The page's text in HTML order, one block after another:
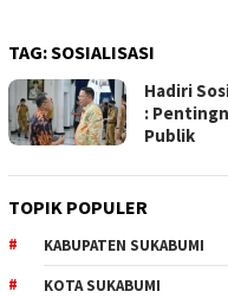
TAG:SOSIALISASI
Hadiri
:
Publik
TOPIK POPULER
KABUPATEN SUKABUMI
KOTA SUKABUMI